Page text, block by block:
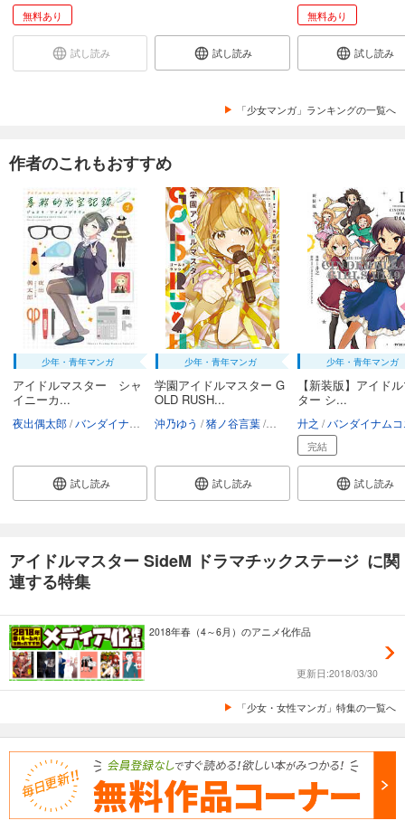
無料あり
試し読み 試し読み
無料あり
試し読み
「少女マンガ」ランキングの一覧へ
作者のこれもおすすめ
少年・青年マンガ
アイドルマスター シャ
イニーカ...
夜出偶太郎 バンダイナムコエンターテインメント
試し読み
少年・青年マンガ
学園アイドルマスター G
OLD RUSH...
沖乃ゆう 猪ノ谷言葉 バンダイナムコエンターテ
試し読み
少年・青年マンガ
【新装版】アイド
ター シ...
廾之 バンダイナムコエンターテイン
完結
試し読み
アイドルマスター SideM ドラマチックステージ に関
連する特集
2018年春（4～6月）のアニメ化作品
更新日:2018/03/30
「少女・女性マンガ」特集の一覧へ